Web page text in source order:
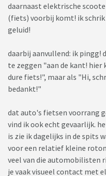
daarnaast elektrische
(fiets) voorbij komt! ik
geluid!
daarbij aanvullend: ik pingg!
te zeggen "aan de kant!
dure fiets!", maar als "Hi,
bedankt!"
dat auto's fietsen voorrang
vind ik ook echt gevaarlijk.
is zie ik dagelijks in de spits
voor een relatief kleine
veel van die automobilisten
je vaak visueel contact met